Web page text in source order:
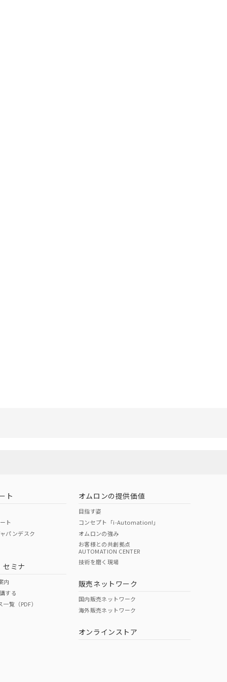
ト
ト
パンデスク
セミナ
内
する
覧（PDF）
オムロンの提供価値
目指す姿
コンセプト「i-Automation!」
オムロンの強み
お客様との共創拠点
AUTOMATION CENTER
技術を磨く現場
販売ネットワーク
国内販売ネットワーク
海外販売ネットワーク
オンラインストア